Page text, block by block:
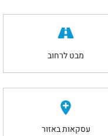
מבט לרחוב
עסקאות באזור